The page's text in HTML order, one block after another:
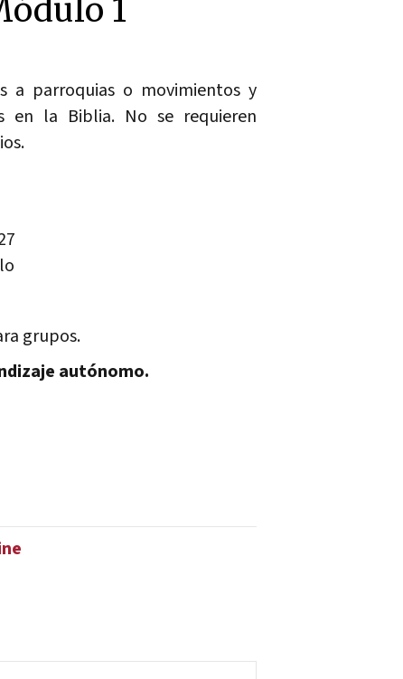
1
a parroquias o movimientos y
en la Biblia. No se requieren
grupos.
autónomo.